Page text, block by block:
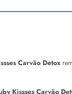
Carvão Detox
Kissses Carvão